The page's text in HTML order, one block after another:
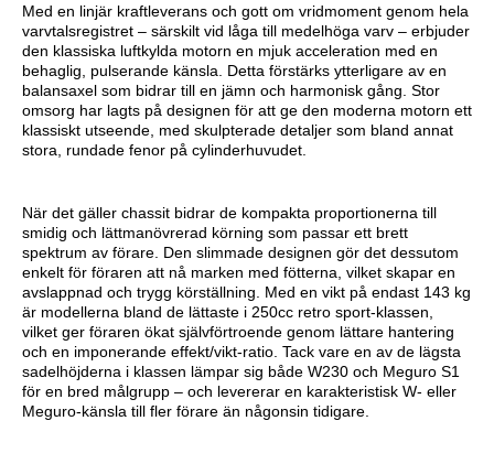
Med en linjär kraftleverans och gott om vridmoment genom hela
varvtalsregistret – särskilt vid låga till medelhöga varv – erbjuder
den klassiska luftkylda motorn en mjuk acceleration med en
behaglig, pulserande känsla. Detta förstärks ytterligare av en
balansaxel som bidrar till en jämn och harmonisk gång. Stor
omsorg har lagts på designen för att ge den moderna motorn ett
klassiskt utseende, med skulpterade detaljer som bland annat
stora, rundade fenor på cylinderhuvudet.
När det gäller chassit bidrar de kompakta proportionerna till
smidig och lättmanövrerad körning som passar ett brett
spektrum av förare. Den slimmade designen gör det dessutom
enkelt för föraren att nå marken med fötterna, vilket skapar en
avslappnad och trygg körställning. Med en vikt på endast 143 kg
är modellerna bland de lättaste i 250cc retro sport-klassen,
vilket ger föraren ökat självförtroende genom lättare hantering
och en imponerande effekt/vikt-ratio. Tack vare en av de lägsta
sadelhöjderna i klassen lämpar sig både W230 och Meguro S1
för en bred målgrupp – och levererar en karakteristisk W- eller
Meguro-känsla till fler förare än någonsin tidigare.